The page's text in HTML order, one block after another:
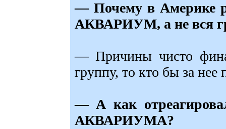
— Почему в Америке
АКВАРИУМ, а не вся
— Причины чисто
группу, то кто бы за нее
— А как
АКВАРИУМА?